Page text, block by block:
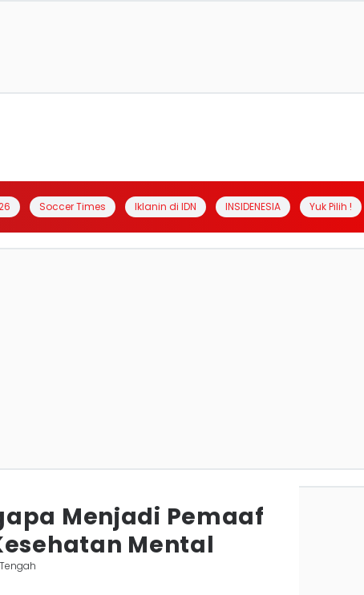
Soccer Times Iklanin di IDN INSIDENESIA Yuk Pilih !
Menjadi Pemaaf
Mental